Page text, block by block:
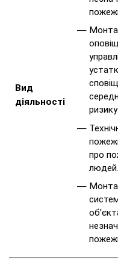
Вид
діяльності
про
людей.